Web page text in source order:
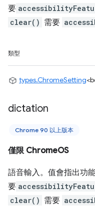
要
clear() 需要
類型
types.ChromeSetting
dictation
Chrome 90 以上版本
僅限 ChromeOS
語音輸入。值會指出功
要
clear() 需要